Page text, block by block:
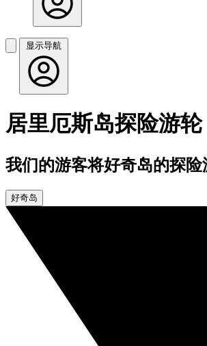
显示导航
居里厄斯岛探险游轮
我们的游客将好奇岛的探险
好奇岛